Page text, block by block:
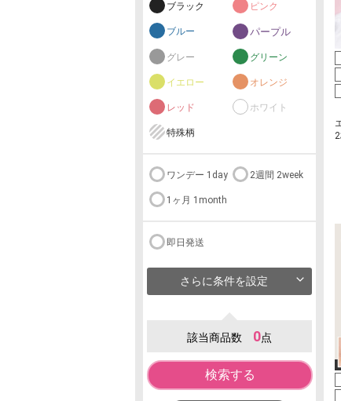
ブラック ピンク
ブルー パープル
グレー グリーン
イエロー オレンジ
レッド ホワイト
特殊柄
ワンデー 1day 2週間 2week
1ヶ月 1month
即日発送
さらに条件を設定
該当商品数 0点
検索する